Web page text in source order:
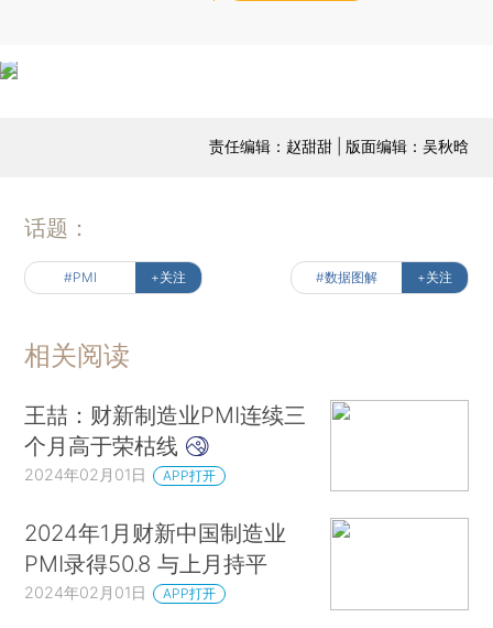
责任编辑：赵甜甜 | 版面编辑：吴秋晗
话题：
#PMI +关注 #数据图解 +关注
相关阅读
王喆：财新制造业PMI连续三
个月高于荣枯线
2024年02月01日 APP打开
2024年1月财新中国制造业
PMI录得50.8 与上月持平
2024年02月01日 APP打开